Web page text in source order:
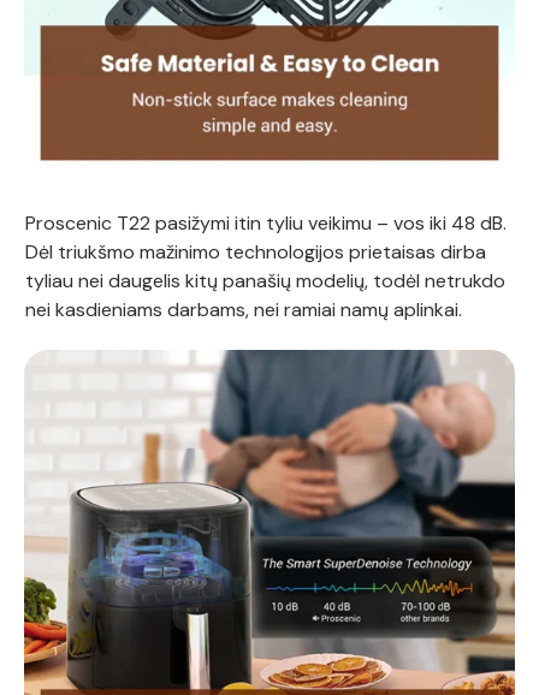
Proscenic T22 pasižymi itin tyliu veikimu – vos iki 48 dB.
Dėl triukšmo mažinimo technologijos prietaisas dirba
tyliau nei daugelis kitų panašių modelių, todėl netrukdo
nei kasdieniams darbams, nei ramiai namų aplinkai.